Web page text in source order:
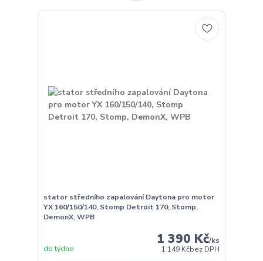
stator středního zapalování Daytona pro motor
YX 160/150/140, Stomp Detroit 170, Stomp,
DemonX, WPB
1 390 Kč/ks
1 149 Kčbez DPH
do týdne